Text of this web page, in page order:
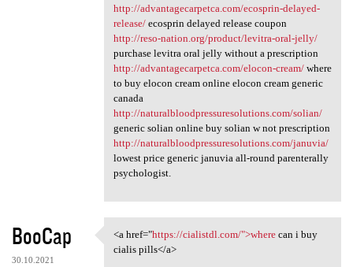
http://advantagecarpetca.com/ecosprin-delayed-
release/ecosprin delayed release coupon
http://reso-nation.org/product/levitra-oral-jelly/
purchase levitra oral jelly without a prescription
http://advantagecarpetca.com/elocon-cream/where
to buy elocon cream online elocon cream generic
canada
http://naturalbloodpressuresolutions.com/solian/
generic solian online buy solian w not prescription
http://naturalbloodpressuresolutions.com/januvia/
lowest price generic januvia all-round parenterally
psychologist.
BooCap
30.10.2021
<a href="https://cialistdl
<a href="https://cialistdl.com/">wherecan i buy
cialis pills</a>